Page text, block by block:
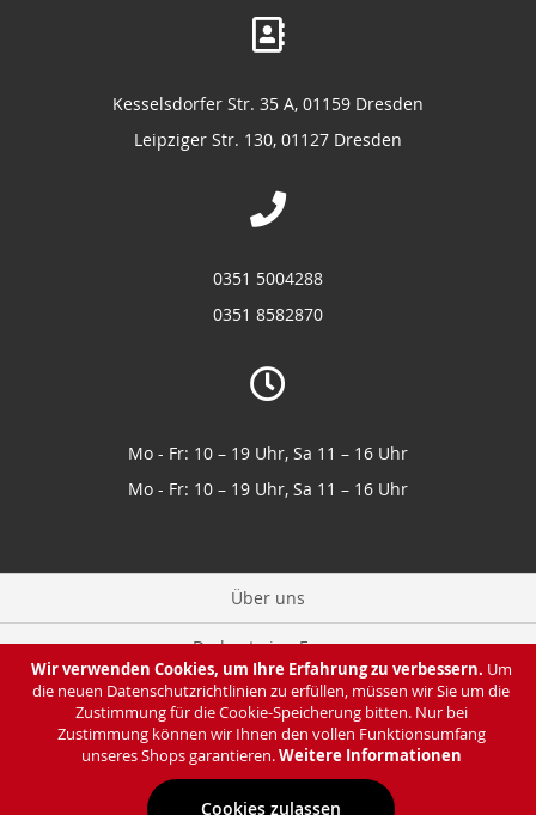
Wir verwenden Cookies, um Ihre Erfahrung zu verbessern. Um
die neuen Datenschutzrichtlinien zu erfüllen, müssen wir Sie um die
Zustimmung für die Cookie-Speicherung bitten. Nur bei
Zustimmung können wir Ihnen den vollen Funktionsumfang
unseres Shops garantieren.Weitere Informationen
Cookies zulassen
Kesselsdorfer Str. 35 A, 01159 Dresden
Leipziger Str. 130, 01127 Dresden
0351 5004288
0351 8582870
Mo - Fr: 10 – 19 Uhr, Sa 11 – 16 Uhr
Mo - Fr: 10 – 19 Uhr, Sa 11 – 16 Uhr
Über uns
Du hast eine Frage
Zahlung & Lieferung
Datenschutz